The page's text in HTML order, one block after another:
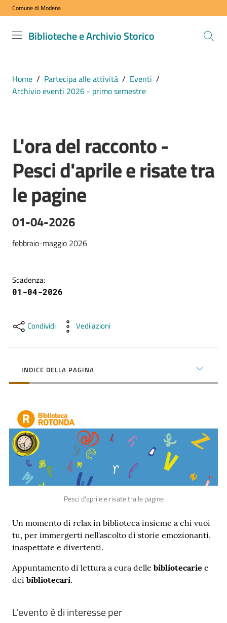
Vai al contenuto
Vai alla navigazione
Vai al footer
Comune di Modena
Biblioteche e Archivio Storico
Biblioteche
COMUNE DI
MODENA
i
nostri
spazi
ESPLORA
i
contenuti
i
servizi
PARTECIPA
alle
servizi
online
e
consigli
Avvisi
Home / Partecipa alle attività / Eventi /
Archivio eventi 2026 - primo semestre
Salta al contenuto
L'ora del racconto -
Pesci d'aprile e risate tra
le pagine
01-04-2026
febbraio-maggio 2026
Scadenza:
01-04-2026
Condividi Vedi azioni
INDICE DELLA PAGINA
Pesci d'aprile e risate tra le pagine
Un momento di relax in biblioteca insieme a chi vuoi
tu, per immergerti nell'ascolto di storie emozionanti,
inaspettate e divertenti.
Appuntamento di lettura a cura delle bibliotecarie e
dei bibliotecari.
L'evento è di interesse per